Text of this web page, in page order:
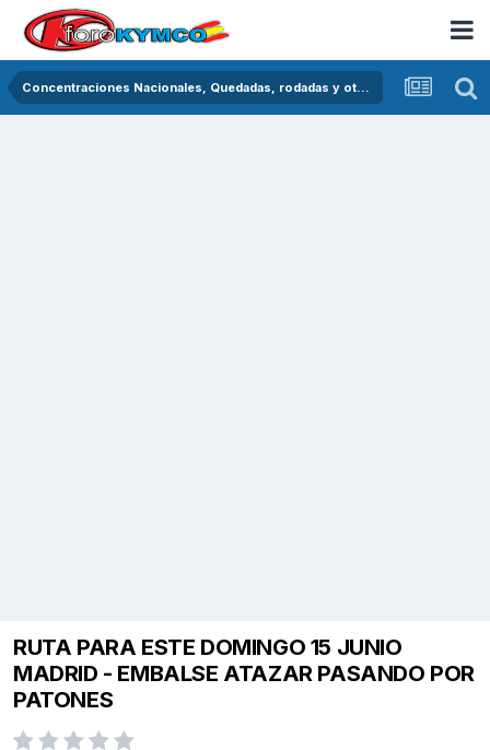
Concentraciones Nacionales, Quedadas, rodadas y otras crónicas del asfalto
RUTA PARA ESTE DOMINGO 15 JUNIO
MADRID - EMBALSE ATAZAR PASANDO POR
PATONES